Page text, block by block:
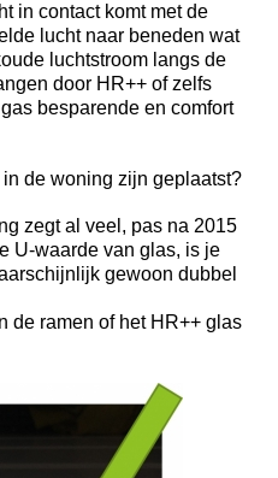
in contact komt met de
lucht naar beneden wat
luchtstroom langs de
door HR++ of zelfs
besparende en comfort
de woning zijn geplaatst?
zegt al veel, pas na 2015
U-waarde van glas, is je
gewoon dubbel
de ramen of het HR++ glas